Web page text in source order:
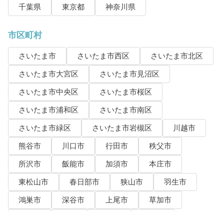
千葉県
東京都 神奈川県
市区町村
さいたま市 さいたま市西区
さいたま市北区
さいたま市大宮区
さいたま市見沼区
さいたま市中央区
さいたま市桜区
さいたま市浦和区
さいたま市南区
さいたま市緑区
さいたま市岩槻区
川越市
熊谷市
川口市 行田市
秩父市
所沢市
飯能市 加須市
本庄市
東松山市
春日部市 狭山市
羽生市
鴻巣市
深谷市 上尾市
草加市